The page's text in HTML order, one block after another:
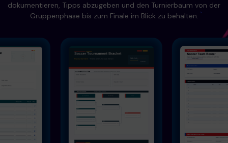
dokumentieren, Tipps abzugeben und den Turnierbaum von der
Gruppenphase bis zum Finale im Blick zu behalten.